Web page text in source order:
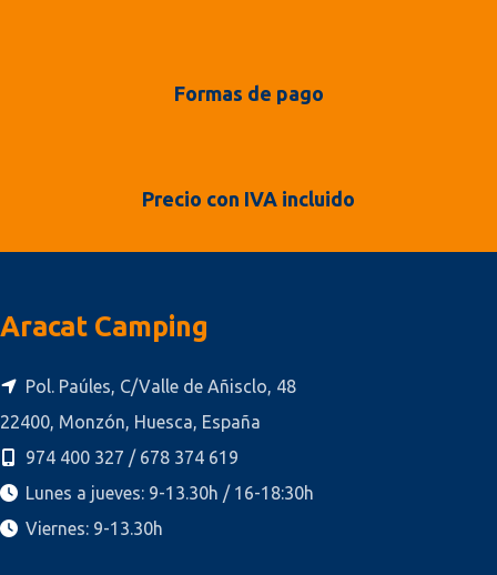
Formas de pago
Precio con IVA incluido
Aracat Camping
Pol. Paúles, C/Valle de Añisclo, 48
22400, Monzón, Huesca, España
974 400 327 / 678 374 619
Lunes a jueves: 9-13.30h / 16-18:30h
Viernes: 9-13.30h